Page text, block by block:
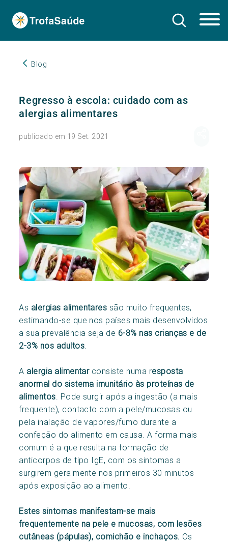
Blog
Regresso à escola: cuidado com as
alergias alimentares
publicado em 19 Set. 2021
As alergias alimentares são muito frequentes,
estimando-se que nos países mais desenvolvidos
a sua prevalência seja de 6-8% nas crianças e de
2-3% nos adultos
A alergia alimentarconsiste numa resposta
anormal do sistema imunitário às proteínas de
alimentos . Pode surgir após a ingestão (a mais
frequente), contacto com a pele/mucosas ou
pela inalação de vapores/fumo durante a
confeção do alimento em causa. A forma mais
comum é a que resulta na formação de
anticorpos de tipo IgE, com os sintomas a
surgirem geralmente nos primeiros 30 minutos
após exposição ao alimento.
Estes sintomas manifestam-se mais
frequentemente na pele e mucosas, com lesões
cutâneas (pápulas), comichão e inchaços. Os